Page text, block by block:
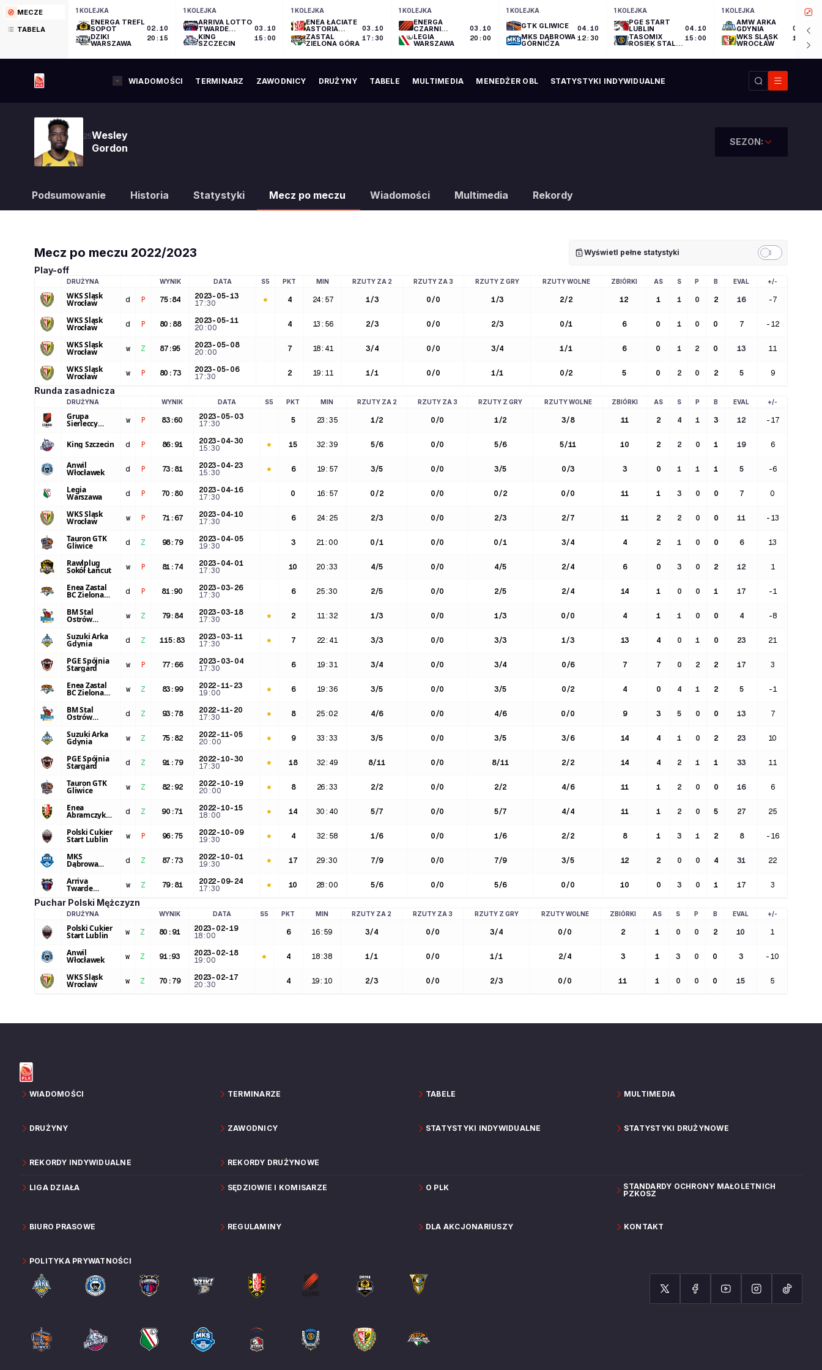
MECZE
TABELA
1 KOLEJKA
ENERGA TREFL
SOPOT
DZIKI
WARSZAWA
02.10
20:15
1 KOLEJKA
ARRIVA LOTTO
TWARDE
PIERNIKI
TORUŃ
KING
SZCZECIN
03.10
15:00
1 KOLEJKA
ENEA ŁACIATE
ASTORIA
BYDGOSZCZ
ZASTAL
ZIELONA GÓRA
03.10
17:30
1 KOLEJKA
ENERGA
CZARNI
SŁUPSK
LEGIA
WARSZAWA
03.10
20:00
1 KOLEJKA
GTK GLIWICE
MKS DĄBROWA
GÓRNICZA
04.10
12:30
1 KOLEJKA
PGE START
LUBLIN
TASOMIX
ROSIEK STAL
WIELKOPOLSKI
04.10
15:00
1 KOLEJKA
AMW ARKA
GDYNIA
WKS ŚLĄSK
WROCŁAW
04.10
17:30
WIADOMOŚCI TERMINARZ ZAWODNICY DRUŻYNY TABELE MULTIMEDIA MENEDŻER OBL STATYSTYKI INDYWIDUALNE
25Wesley
Gordon
SEZON:
Podsumowanie Historia Statystyki Mecz po meczu Wiadomości Multimedia Rekordy
Mecz po meczu 2022/2023 Wyświetl pełne statystyki
Play-off
LOGO DRUŻYNY
DRUŻYNA WYNIK DATA S5 PKT MIN RZUTY ZA 2 RZUTY ZA 3 RZUTY Z GRY RZUTY WOLNE ZBIÓRKI AS S P B EVAL +/-
WKS Śląsk
Wrocław d P 75:84
2023-05-13
17:30
4 24:57 1/3 0/0 1/3 2/2 12 1 1 0 2 16 -7
WKS Śląsk
Wrocław d P 80 : 88
2023-05-11
20:00
4 13:56 2/3 0/0 2/3 0/1 6 0 1 0 0 7 -12
WKS Śląsk
Wrocław w Z 87:95
2023-05-08
20:00
7 18:41 3/4 0/0 3/4 1/1 6 0 1 2 0 13 11
WKS Śląsk
Wrocław w P 80 : 73
2023-05-06
17:30
2 19:11 1/1 0/0 1/1 0/2 5 0 2 0 2 5 9
Runda zasadnicza
LOGO DRUŻYNY
DRUŻYNA WYNIK DATA S5 PKT MIN RZUTY ZA 2 RZUTY ZA 3 RZUTY Z GRY RZUTY WOLNE ZBIÓRKI AS S P B EVAL +/-
Grupa
Sierleccy
Czarni Słupsk
w P 83:60
2023-05-03
17:30
5 23:35 1/2 0/0 1/2 3/8 11 2 4 1 3 12 -17
King Szczecin d P 86: 91
2023-04-30
15:30
15 32:39 5/6 0/0 5/6 5/11 10 2 2 0 1 19 6
Anwil
Włocławek d P 73 : 81
2023-04-23
15:30
6 19:57 3/5 0/0 3/5 0/3 3 0 1 1 1 5 -6
Legia
Warszawa d P 70 : 80
2023-04-16
17:30
0 16:57 0/2 0/0 0/2 0/0 11 1 3 0 0 7 0
WKS Śląsk
Wrocław w P 71 : 67
2023-04-10
17:30
6 24:25 2/3 0/0 2/3 2/7 11 2 2 0 0 11 -13
Tauron GTK
Gliwice d Z 98: 79
2023-04-05
19:30
3 21:00 0/1 0/0 0/1 3/4 4 2 1 0 0 6 13
Rawlplug
Sokół Łańcut w P 81 : 74
2023-04-01
17:30
10 20:33 4/5 0/0 4/5 2/4 6 0 3 0 2 12 1
Enea Zastal
BC Zielona d P 81:90
2023-03-26
17:30
6 25:30 2/5 0/0 2/5 2/4 14 1 0 0 1 17 -1
BM Stal
Ostrów w Z 79: 84
2023-03-18
17:30
2 11:32 1/3 0/0 1/3 0/0 4 1 1 0 0 4 -8
Suzuki Arka
Gdynia d Z 115: 83
2023-03-11
17:30
7 22:41 3/3 0/0 3/3 1/3 13 4 0 1 0 23 21
PGE Spójnia
Stargard w P 77 : 66
2023-03-04
17:30
6 19:31 3/4 0/0 3/4 0/6 7 7 0 2 2 17 3
Enea Zastal
BC Zielona w Z 83 : 99
2022-11-23
19:00
6 19:36 3/5 0/0 3/5 0/2 4 0 4 1 2 5 -1
BM Stal
Ostrów d Z 93 : 78
2022-11-20
17:30
8 25:02 4/6 0/0 4/6 0/0 9 3 5 0 0 13 7
Suzuki Arka
Gdynia w Z 75 : 82
2022-11-05
20:00
9 33:33 3/5 0/0 3/5 3/6 14 4 1 0 2 23 10
PGE Spójnia
Stargard d Z 91 : 79
2022-10-30
17:30
18 32:49 8/11 0/0 8/11 2/2 14 4 2 1 1 33 11
Tauron GTK
Gliwice w Z 82 : 92
2022-10-19
20:00
8 26:33 2/2 0/0 2/2 4/6 11 1 2 0 0 16 6
Enea
Abramczyk
Bydgoszcz
d Z 90 :71
2022-10-15
18:00
14 30:40 5/7 0/0 5/7 4/4 11 1 2 0 5 27 25
Polski Cukier
Start Lublin w P 96: 75
2022-10-09
19:30
4 32:58 1/6 0/0 1/6 2/2 8 1 3 1 2 8 -16
MKS
Dąbrowa
Górnicza
d Z 87 : 73
2022-10-01
19:30
17 29:30 7/9 0/0 7/9 3/5 12 2 0 0 4 31 22
Arriva
Twarde
Toruń
w Z 79: 81
2022-09-24
17:30
10 28:00 5/6 0/0 5/6 0/0 10 0 3 0 1 17 3
Puchar Polski Mężczyzn
LOGO DRUŻYNY
DRUŻYNA WYNIK DATA S5 PKT MIN RZUTY ZA 2 RZUTY ZA 3 RZUTY Z GRY RZUTY WOLNE ZBIÓRKI AS S P B EVAL +/-
Polski Cukier
Start Lublin w Z 80 : 91
2023-02-19
18:00
6 16:59 3/4 0/0 3/4 0/0 2 1 0 0 2 10 1
Anwil
Włocławek w Z 91:93
2023-02-18
19:00
4 18:38 1/1 0/0 1/1 2/4 3 1 3 0 0 3 -10
WKS Śląsk
Wrocław w Z 70 : 79
2023-02-17
20:30
4 19:10 2/3 0/0 2/3 0/0 11 1 0 0 0 15 5
WIADOMOŚCI TERMINARZE TABELE MULTIMEDIA
DRUŻYNY ZAWODNICY STATYSTYKI INDYWIDUALNE STATYSTYKI DRUŻYNOWE
REKORDY INDYWIDUALNE REKORDY DRUŻYNOWE
LIGA DZIAŁA SĘDZIOWIE I KOMISARZE O PLK
STANDARDY OCHRONY MAŁOLETNICH
PZKOSZ
BIURO PRASOWE REGULAMINY DLA AKCJONARIUSZY KONTAKT
POLITYKA PRYWATNOŚCI